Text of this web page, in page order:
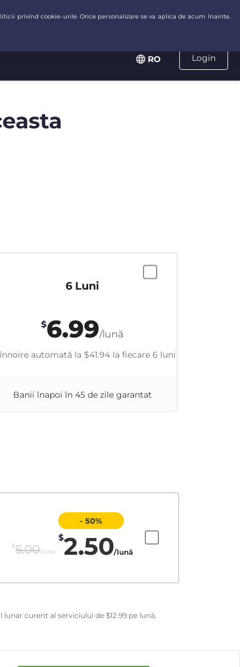
Login
RO
6 Luni
$6.99/lună
automată la $41.94 la fiecare 6 luni
Banii înapoi în 45 de zile garantat
$5.00/lună
- 50%
$2.50/lună
lunar curent al serviciului de $12.99 pe lună.